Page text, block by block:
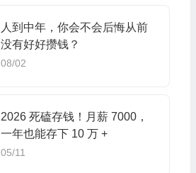
人到中年，你会不会后悔从前
没有好好攒钱？
08/02
2026 死磕存钱！月薪 7000，
一年也能存下 10 万 +
05/11